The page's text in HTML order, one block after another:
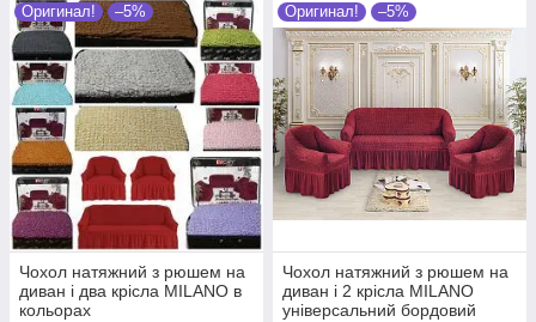
Оригинал! –5%
Чохол натяжний з рюшем на
диван і два крісла MILANO в
кольорах
Оригинал! –5%
Чохол натяжний з рюшем на
диван і 2 крісла MILANO
універсальний бордовий